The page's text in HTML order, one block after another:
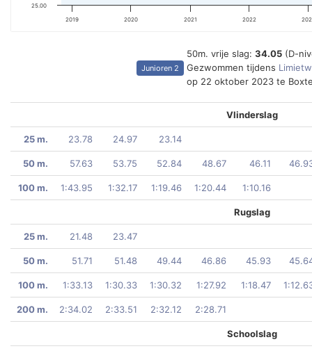
2019 2020 2021 2022
25.00
Junioren 2
50m. vrije slag: 34.05 (D-
Gezwommen tijdens
op 22 oktober 2023 te
Vlinderslag
25 m. 23.78 24.97 23.14
50 m. 57.63 53.75 52.84 48.67 46.11
100 m. 1:43.95 1:32.17 1:19.46 1:20.44 1:10.16
Rugslag
25 m. 21.48 23.47
50 m. 51.71 51.48 49.44 46.86 45.93
100 m. 1:33.13 1:30.33 1:30.32 1:27.92 1:18.47
200 m. 2:34.02 2:33.51 2:32.12 2:28.71
Schoolslag